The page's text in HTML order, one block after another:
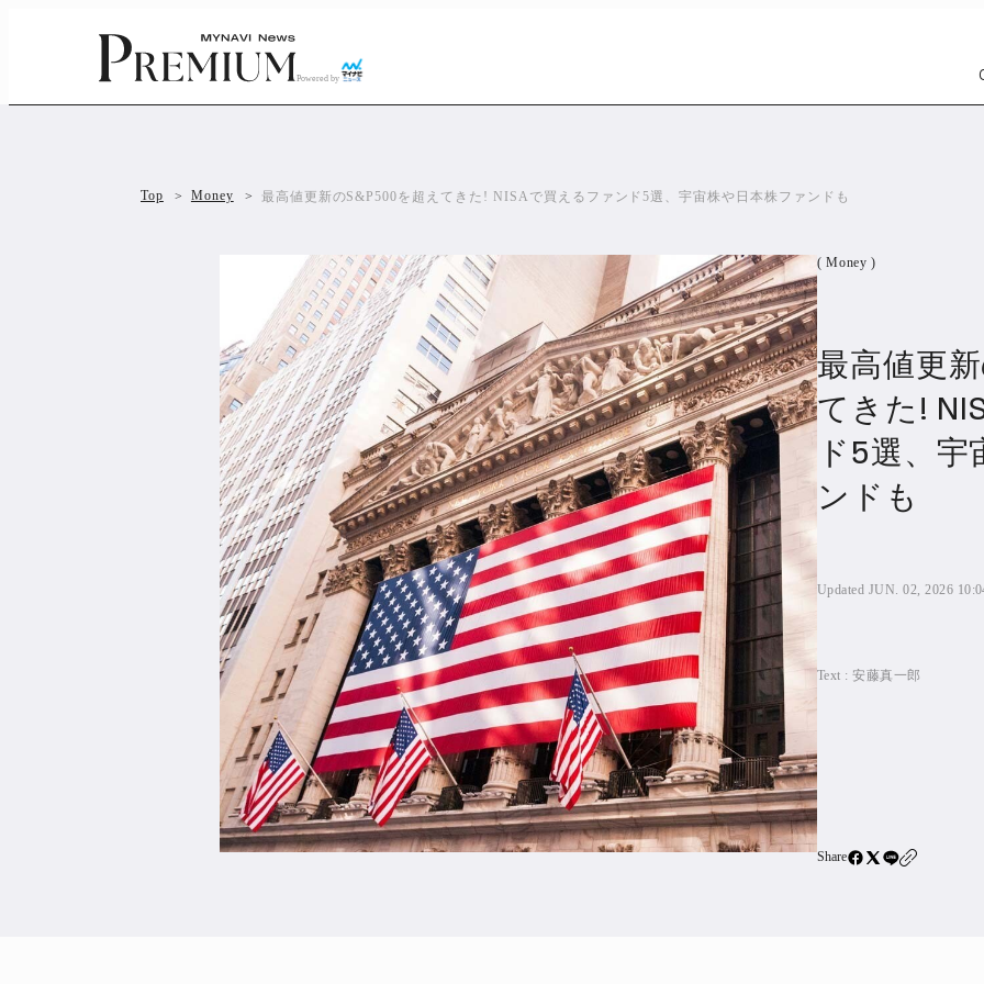
Powered by
Car 1301
PR
住宅ロー
特集&連載記事
Top Money 最高値更新のS&P500を超えてきた! NISAで買えるファンド5選、宇宙株や日本株ファンドも
( Money )
最高値更
てきた!
ド5選、
ンドも
Updated JUN. 02, 2026
Text :安藤真一郎
Share